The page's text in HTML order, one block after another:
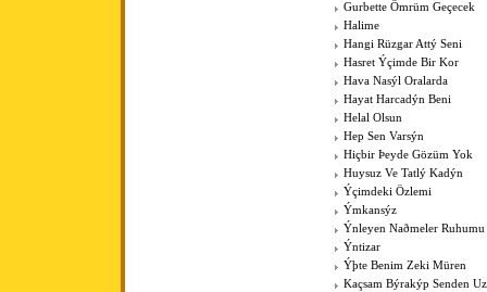
Gurbette Ömrüm Geçecek
Halime
Hangi Rüzgar Attý Seni
Hasret Ýçimde Bir Kor
Hava Nasýl Oralarda
Hayat Harcadýn Beni
Helal Olsun
Hep Sen Varsýn
Hiçbir Þeyde Gözüm Yok
Huysuz Ve Tatlý Kadýn
Ýçimdeki Özlemi
Ýmkansýz
Ýnleyen Naðmeler Ruhumu
Ýntizar
Ýþte Benim Zeki Müren
Kaçsam Býrakýp Senden